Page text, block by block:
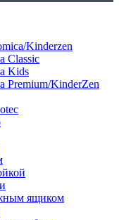
Kinderzen
Classic
Kids
Premium/KinderZen
ящиком